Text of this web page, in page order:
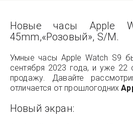
Новые часы Apple
45mm,«Розовый», S/M.
Умные часы Apple Watch S9
сентября 2023 года, и уже 22
продажу. Давайте
отличается от прошлогодних
Новый экран: